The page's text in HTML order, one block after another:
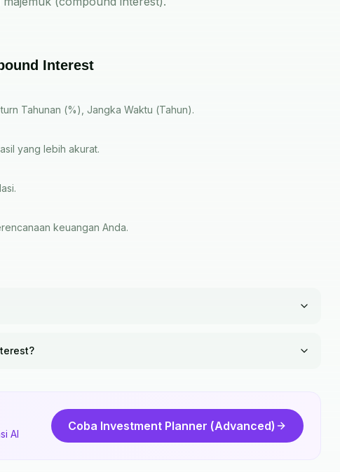
Interest
Tahunan (%), Jangka Waktu (Tahun).
yang lebih akurat.
keuangan Anda.
AI
Coba Investment Planner (Advanced)